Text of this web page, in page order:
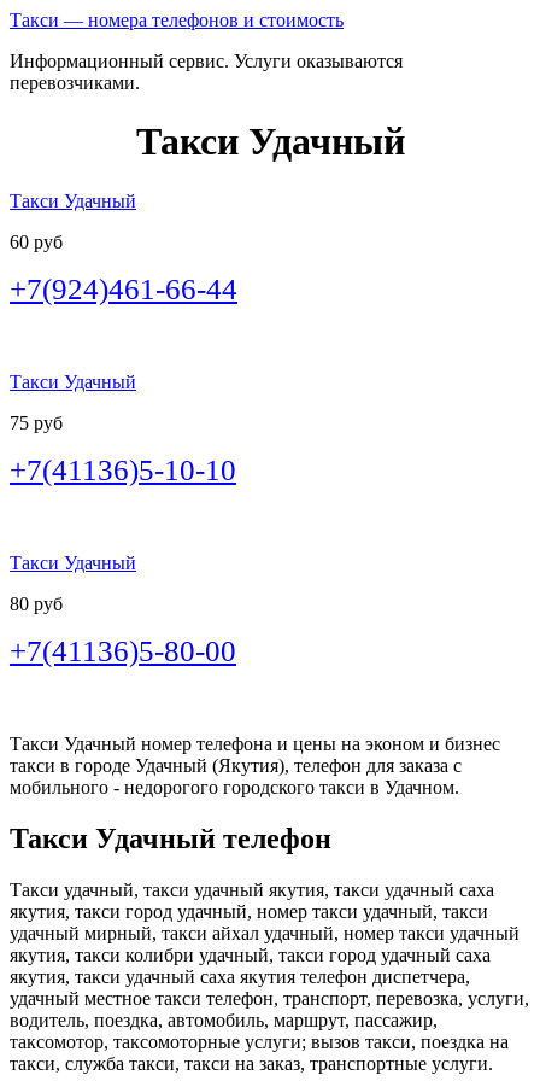
Такси — номера телефонов и стоимость
Информационный сервис. Услуги оказываются
перевозчиками.
Такси Удачный
Такси Удачный
60 руб
+7(924)461-66-44
Такси Удачный
75 руб
+7(41136)5-10-10
Такси Удачный
80 руб
+7(41136)5-80-00
Такси Удачный номер телефона и цены на эконом и бизнес
такси в городе Удачный (Якутия), телефон для заказа с
мобильного - недорогого городского такси в Удачном.
Такси Удачный телефон
Такси удачный, такси удачный якутия, такси удачный саха
якутия, такси город удачный, номер такси удачный, такси
удачный мирный, такси айхал удачный, номер такси удачный
якутия, такси колибри удачный, такси город удачный саха
якутия, такси удачный саха якутия телефон диспетчера,
удачный местное такси телефон, транспорт, перевозка, услуги,
водитель, поездка, автомобиль, маршрут, пассажир,
таксомотор, таксомоторные услуги; вызов такси, поездка на
такси, служба такси, такси на заказ, транспортные услуги.